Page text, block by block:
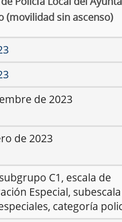
(movilidad sin ascenso)
de 2023
de 2023
C1, escala de
Especial,
categoría